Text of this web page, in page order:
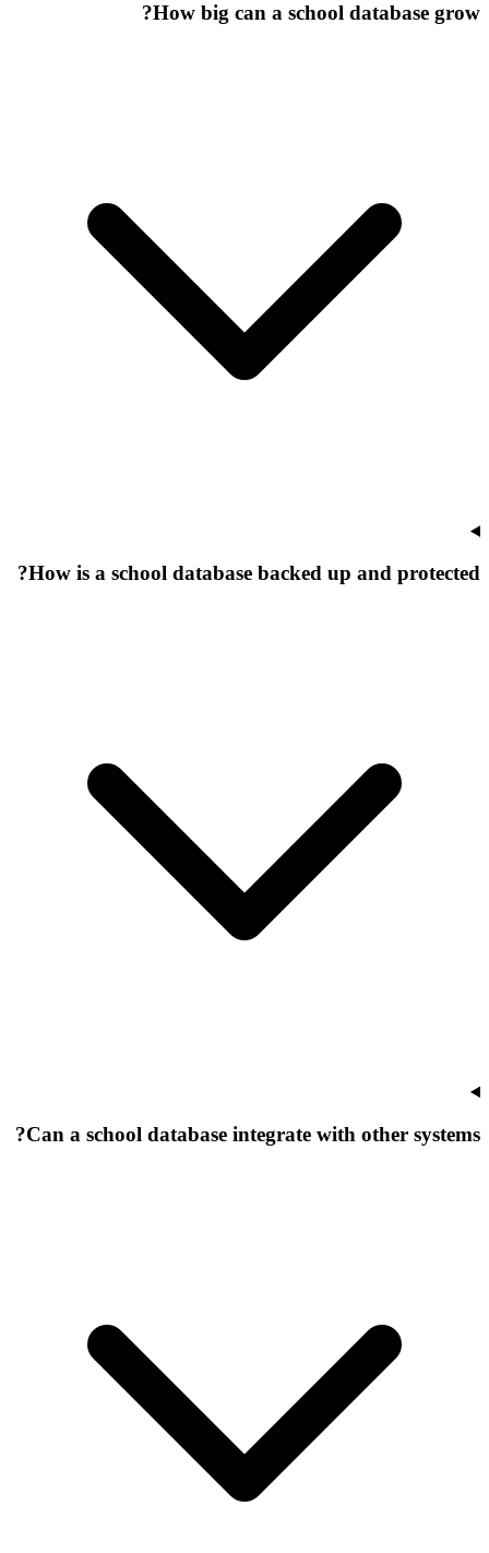
How big can a school database grow?
How is a school database backed up and protected?
Can a school database integrate with other systems?